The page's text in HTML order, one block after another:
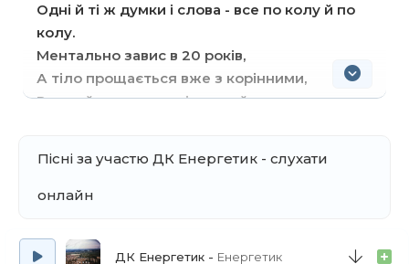
Одні й ті ж думки і слова - все по колу й по
колу.
Ментально завис в 20 років,
А тіло прощається вже з корінними,
Важкий видих вдих і важкий в очах погляд,
В останній раз я обіцяю:
Покину всі погані звички,
Засяють всі мої петлички.
Пісні за участю ДК Енергетик - слухати
онлайн
ДК Енергетик Енергетик